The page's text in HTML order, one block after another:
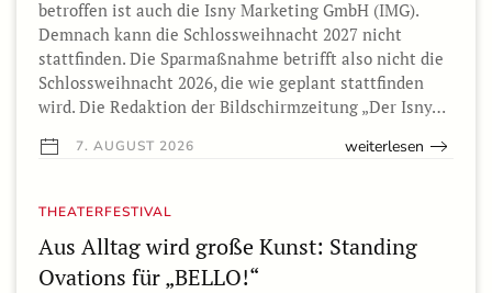
betroffen ist auch die Isny Marketing GmbH (IMG).
Demnach kann die Schlossweihnacht 2027 nicht
stattfinden. Die Sparmaßnahme betrifft also nicht die
Schlossweihnacht 2026, die wie geplant stattfinden
wird. Die Redaktion der Bildschirmzeitung „Der Isny…
7. AUGUST 2026 weiterlesen
THEATERFESTIVAL
Aus Alltag wird große Kunst: Standing
Ovations für „BELLO!“